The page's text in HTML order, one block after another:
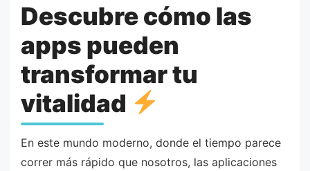
Descubre cómo las
apps pueden
transformar tu
vitalidad
En este mundo moderno, donde el tiempo parece
correr más rápido que nosotros, las aplicaciones